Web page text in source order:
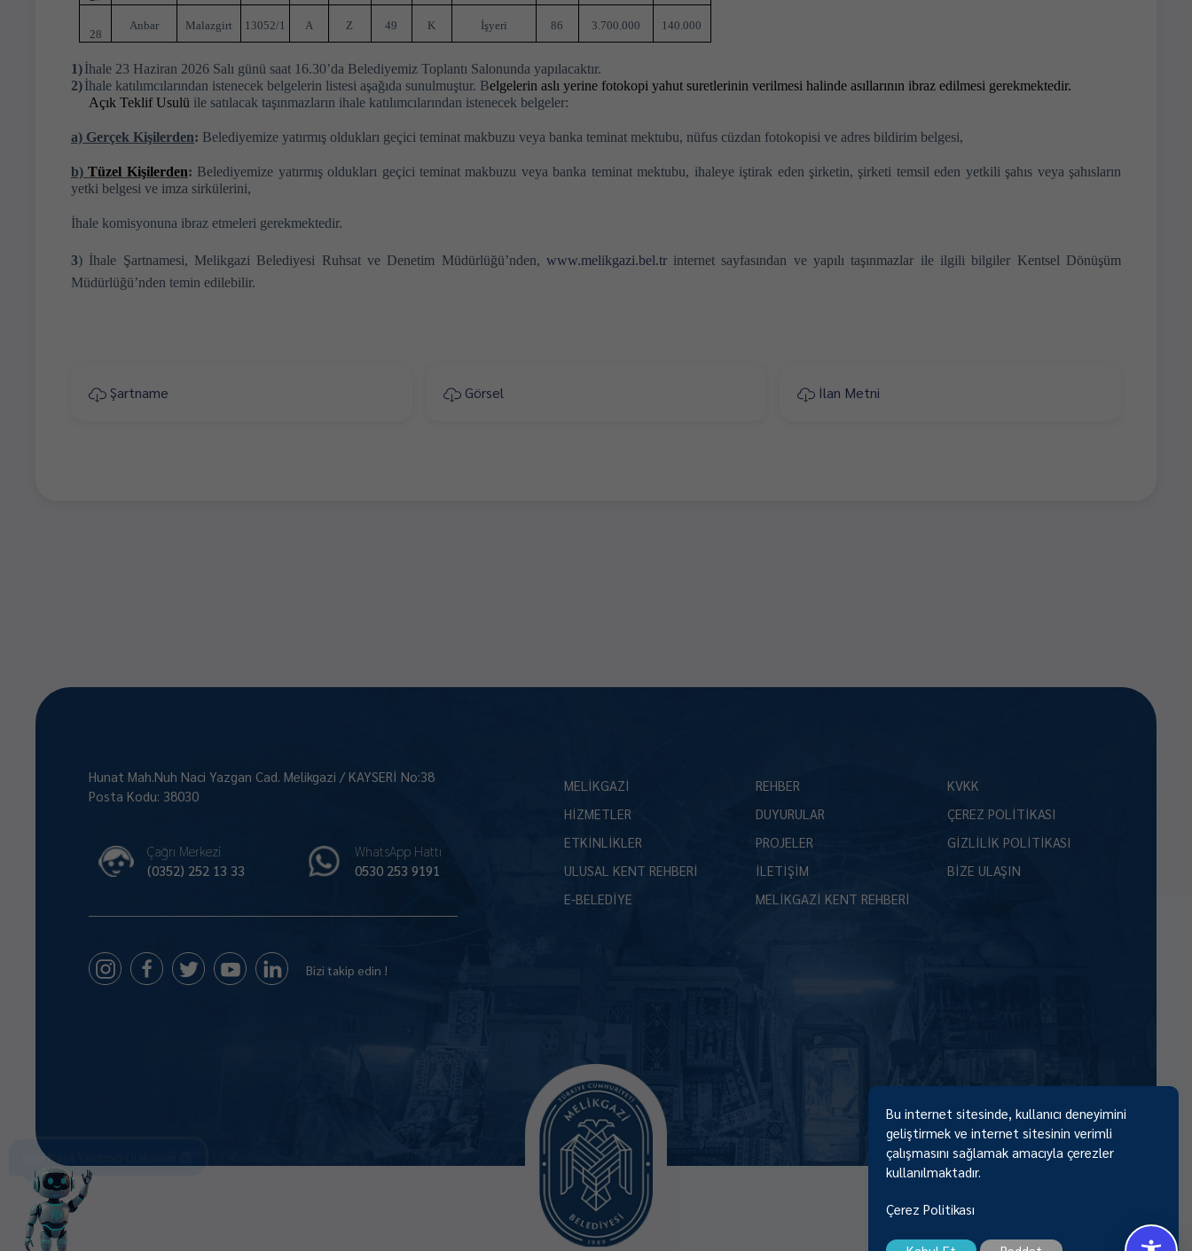
28
Anbar Malazgirt 13052/1 A Z 49 K İşyeri 86 3.700.000 140.000
1)İhale 23 Haziran 2026 Salı günü saat 16.30’da Belediyemiz Toplantı Salonunda yapılacaktır.
2)İhale katılımcılarından istenecek belgelerin listesi aşağıda sunulmuştur. Belgelerin aslı yerine fotokopi yahut suretlerinin verilmesi halinde asıllarının ibraz edilmesi gerekmektedir.
Açık Teklif Usulü ile satılacak taşınmazların ihale katılımcılarından istenecek belgeler:
a) Gerçek Kişilerden: Belediyemize yatırmış oldukları geçici teminat makbuzu veya banka teminat mektubu, nüfus cüzdan fotokopisi ve adres bildirim belgesi,
b)Tüzel Kişilerden: Belediyemize yatırmış oldukları geçici teminat makbuzu veya banka teminat mektubu, ihaleye iştirak eden şirketin, şirketi temsil eden yetkili şahıs veya şahısların
yetki belgesi ve imza sirkülerini,
İhale komisyonuna ibraz etmeleri gerekmektedir.
3) İhale Şartnamesi, Melikgazi Belediyesi Ruhsat ve Denetim Müdürlüğü’nden, www.melikgazi.bel.trinternet sayfasından ve yapılı taşınmazlar ile ilgili bilgiler Kentsel Dönüşüm
Müdürlüğü’nden temin edilebilir.
Şartname Görsel İlan Metni
Hunat Mah.Nuh Naci Yazgan Cad. Melikgazi / KAYSERİ No:38
Posta Kodu: 38030
Çağrı Merkezi
(0352) 252 13 33
WhatsApp Hattı
0530 253 9191
Bizi takip edin !
MELİKGAZİ
HİZMETLER
ETKİNLİKLER
ULUSAL KENT REHBERİ
E-BELEDİYE
REHBER
DUYURULAR
PROJELER
İLETİŞİM
MELİKGAZİ KENT REHBERİ
KVKK
ÇEREZ POLİTİKASI
GİZLİLİK POLİTİKASI
BİZE ULAŞIN
Size Nasıl Yardımcı Olabilirim 😊
Bu internet sitesinde, kullanıcı deneyimini
geliştirmek ve internet sitesinin verimli
çalışmasını sağlamak amacıyla çerezler
kullanılmaktadır.
Çerez Politikası